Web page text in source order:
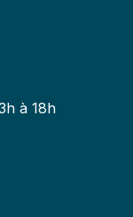
à 18h